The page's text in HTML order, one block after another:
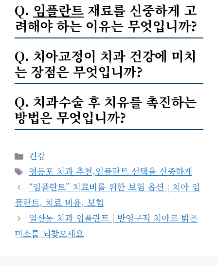
Q. 임플란트 재료를 신중하게 고
려해야 하는 이유는 무엇입니까?
Q. 치아교정이 치과 건강에 미치
는 장점은 무엇입니까?
Q. 치과수술 후 치유를 촉진하는
방법은 무엇입니까?
Categories
건강
Tags
영등포 치과 추천,임플란트 선택을 신중하게
“임플란트” 치료비를 위한 보험 옵션 | 치아 임
플란트, 치료 비용, 보험
일산동 치과 임플란트 | 반영구적 치아로 밝은
미소를 되찾으세요